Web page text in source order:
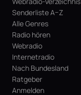
Senderliste A–Z
Alle Genres
Radio hören
Webradio
Internetradio
Nach Bundesland
Ratgeber
Anmelden